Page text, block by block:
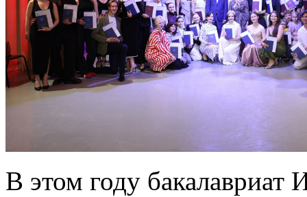
В этом году бакалавриат